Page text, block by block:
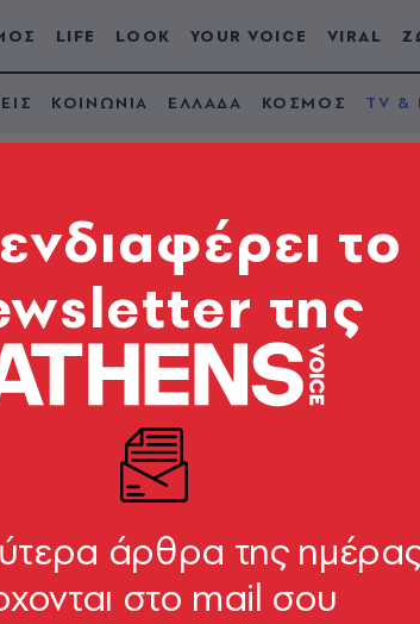
LIFE LOOK YOUR VOICE VIRAL
ΚΟΙΝΩΝΙΑ ΕΛΛΑΔΑ ΚΟΣΜΟΣ TV &
Είναι
το
της
άρθρα της
στο mail σου